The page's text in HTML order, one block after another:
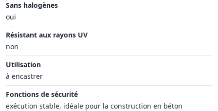
Sans halogènes
oui
Résistant aux rayons UV
non
Utilisation
à encastrer
Fonctions de sécurité
exécution stable, idéale pour la construction en béton